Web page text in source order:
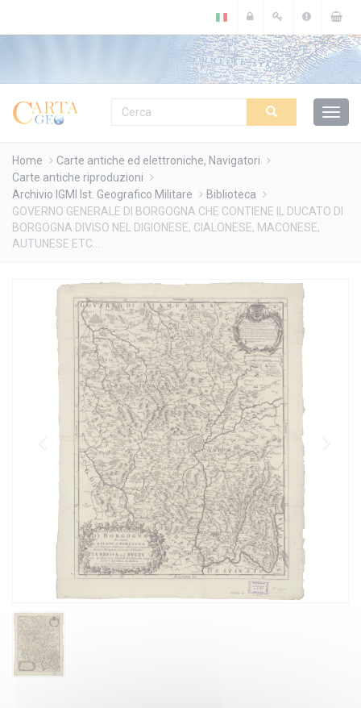
Home
Carte antiche ed elettroniche, Navigatori
Carte antiche riproduzioni
Archivio IGMI Ist. Geografico Militare
Biblioteca
GOVERNO GENERALE DI BORGOGNA CHE CONTIENE IL DUCATO DI
BORGOGNA DIVISO NEL DIGIONESE, CIALONESE, MACONESE,
AUTUNESE ETC...